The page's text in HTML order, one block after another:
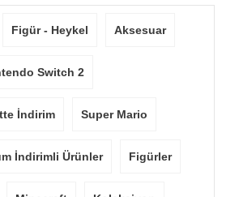
Figür - Heykel Aksesuar
Switch 2
İndirim Super Mario
İndirimli Ürünler Figürler